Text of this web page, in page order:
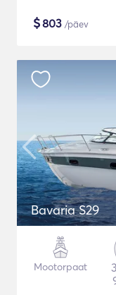
$803 /päev
Bavaria S29
Mootorpaat